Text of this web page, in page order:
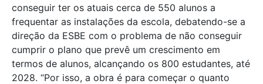
conseguir ter os atuais cerca de 550 alunos a
frequentar as instalações da escola, debatendo-se a
direção da ESBE com o problema de não conseguir
cumprir o plano que prevê um crescimento em
termos de alunos, alcançando os 800 estudantes, até
2028. “Por isso, a obra é para começar o quanto